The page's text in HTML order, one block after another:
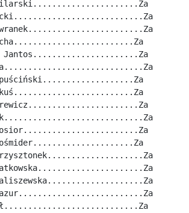
Gilarski......................Za
Jantos......................Za
Kosior........................Za
Kośmider.....................Za
Krzysztonek....................Za
Maliszewska....................Za
Mazur..........................Za